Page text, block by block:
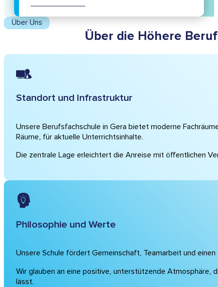
Über Uns
Über die Höhere
Standort und Infrastruktur
Unsere Berufsfachschule in Gera bietet moderne
Räume, für aktuelle Unterrichtsinhalte.
Die zentrale Lage erleichtert die Anreise mit öffentlichen
Philosophie und Werte
Unsere Schule fördert Gemeinschaft, Teamarbeit und
Wir glauben an eine positive, unterstützende Atmosphäre,
lässt.